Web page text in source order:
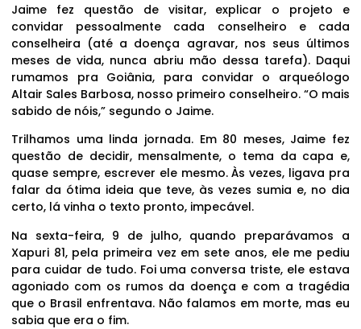
Jaime fez questão de visitar, explicar o projeto e
convidar pessoalmente cada conselheiro e cada
conselheira (até a doença agravar, nos seus últimos
meses de vida, nunca abriu mão dessa tarefa). Daqui
rumamos pra Goiânia, para convidar o arqueólogo
Altair Sales Barbosa, nosso primeiro conselheiro. “O mais
sabido de nóis,” segundo o Jaime.
Trilhamos uma linda jornada. Em 80 meses, Jaime fez
questão de decidir, mensalmente, o tema da capa e,
quase sempre, escrever ele mesmo. Às vezes, ligava pra
falar da ótima ideia que teve, às vezes sumia e, no dia
certo, lá vinha o texto pronto, impecável.
Na sexta-feira, 9 de julho, quando preparávamos a
Xapuri 81, pela primeira vez em sete anos, ele me pediu
para cuidar de tudo. Foi uma conversa triste, ele estava
agoniado com os rumos da doença e com a tragédia
que o Brasil enfrentava. Não falamos em morte, mas eu
sabia que era o fim.